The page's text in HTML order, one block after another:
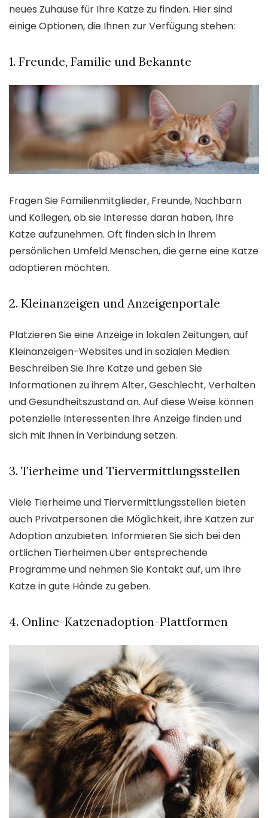
neues Zuhause für Ihre Katze zu finden. Hier sind
einige Optionen, die Ihnen zur Verfügung stehen:
1. Freunde, Familie und Bekannte
Fragen Sie Familienmitglieder, Freunde, Nachbarn
und Kollegen, ob sie Interesse daran haben, Ihre
Katze aufzunehmen. Oft finden sich in Ihrem
persönlichen Umfeld Menschen, die gerne eine Katze
adoptieren möchten.
2. Kleinanzeigen und Anzeigenportale
Platzieren Sie eine Anzeige in lokalen Zeitungen, auf
Kleinanzeigen-Websites und in sozialen Medien.
Beschreiben Sie Ihre Katze und geben Sie
Informationen zu ihrem Alter, Geschlecht, Verhalten
und Gesundheitszustand an. Auf diese Weise können
potenzielle Interessenten Ihre Anzeige finden und
sich mit Ihnen in Verbindung setzen.
3. Tierheime und Tiervermittlungsstellen
Viele Tierheime und Tiervermittlungsstellen bieten
auch Privatpersonen die Möglichkeit, ihre Katzen zur
Adoption anzubieten. Informieren Sie sich bei den
örtlichen Tierheimen über entsprechende
Programme und nehmen Sie Kontakt auf, um Ihre
Katze in gute Hände zu geben.
4. Online-Katzenadoption-Plattformen